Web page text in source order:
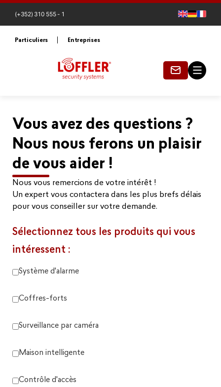
(+352) 310 555 - 1
Particuliers Entreprises
Vous avez des questions ?
Nous nous ferons un plaisir
de vous aider !
Nous vous remercions de votre intérêt !
Un expert vous contactera dans les plus brefs délais
pour vous conseiller sur votre demande.
Sélectionnez tous les produits qui vous
intéressent :
Système d'alarme
Coffres-forts
Surveillance par caméra
Maison intelligente
Contrôle d'accès